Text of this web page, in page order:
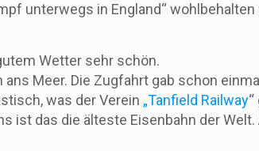
unterwegs in England“
Wetter sehr schön.
Meer. Die Zugfahrt gab schon
was der Verein „Tanfield Railway
ist das die älteste Eisenbahn der